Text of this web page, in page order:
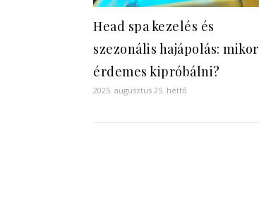
Head spa kezelés és
szezonális hajápolás: mikor
érdemes kipróbálni?
2025. augusztus 25. hétfő